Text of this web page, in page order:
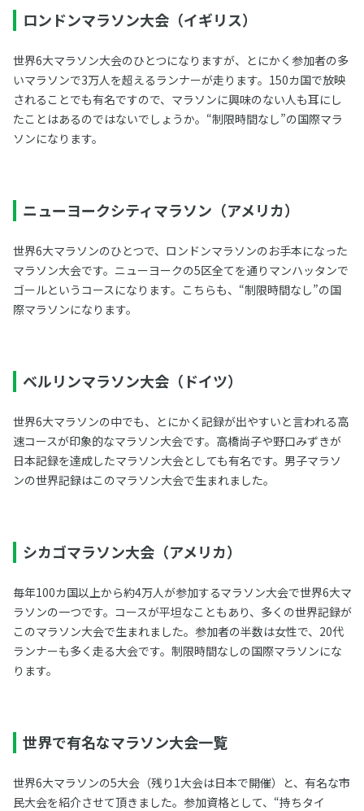
ロンドンマラソン大会（イギリス）
世界6大マラソン大会のひとつになりますが、とにかく参加者の多
いマラソンで3万人を超えるランナーが走ります。150カ国で放映
されることでも有名ですので、マラソンに興味のない人も耳にし
たことはあるのではないでしょうか。“制限時間なし”の国際マラ
ソンになります。
ニューヨークシティマラソン（アメリカ）
世界6大マラソンのひとつで、ロンドンマラソンのお手本になった
マラソン大会です。ニューヨークの5区全てを通りマンハッタンで
ゴールというコースになります。こちらも、“制限時間なし”の国
際マラソンになります。
ベルリンマラソン大会（ドイツ）
世界6大マラソンの中でも、とにかく記録が出やすいと言われる高
速コースが印象的なマラソン大会です。高橋尚子や野口みずきが
日本記録を達成したマラソン大会としても有名です。男子マラソ
ンの世界記録はこのマラソン大会で生まれました。
シカゴマラソン大会（アメリカ）
毎年100カ国以上から約4万人が参加するマラソン大会で世界6大マ
ラソンの一つです。コースが平坦なこともあり、多くの世界記録が
このマラソン大会で生まれました。参加者の半数は女性で、20代
ランナーも多く走る大会です。制限時間なしの国際マラソンにな
ります。
世界で有名なマラソン大会一覧
世界6大マラソンの5大会（残り1大会は日本で開催）と、有名な市
民大会を紹介させて頂きました。参加資格として、“持ちタイ